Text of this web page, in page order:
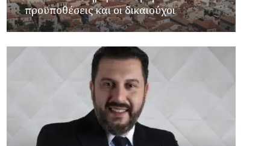
προϋποθέσεις και οι δικαιούχοι